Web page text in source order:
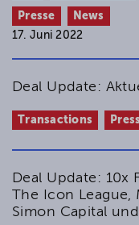
Presse
News
17. Juni 2022
Deal Update:
Transactions
Deal Update: 10x
The Icon League,
Simon Capital